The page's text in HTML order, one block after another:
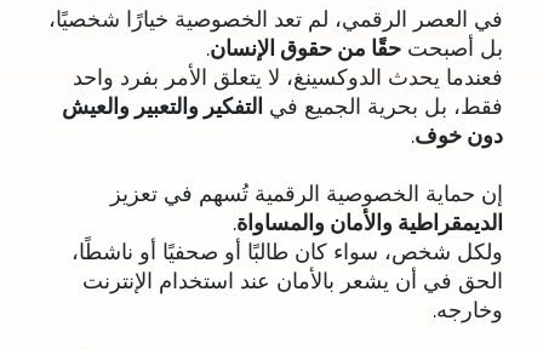
في العصر الرقمي، لم تعد الخصوصية خيارًا شخصيًا،
بل أصبحت حقًا من حقوق الإنسان.
فعندما يحدث الدوكسينغ، لا يتعلق الأمر بفرد واحد
فقط، بل بحرية الجميع في التفكير والتعبير والعيش
دون خوف.
إن حماية الخصوصية الرقمية تُسهم في تعزيز
الديمقراطية والأمان والمساواة.
ولكل شخص، سواء كان طالبًا أو صحفيًا أو ناشطًا،
الحق في أن يشعر بالأمان عند استخدام الإنترنت
وخارجه.